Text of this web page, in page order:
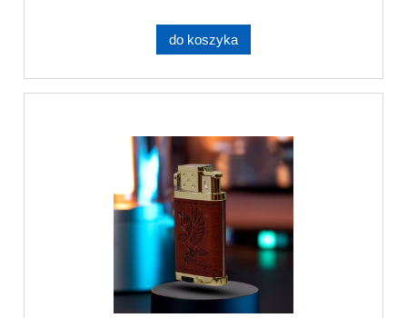
do koszyka